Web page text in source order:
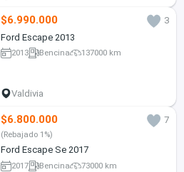
$6.990.000
3
Ford Escape 2013
2013 Bencina 137000 km
Valdivia
$6.800.000 7
(Rebajado 1%)
Ford Escape Se 2017
2017 Bencina 73000 km